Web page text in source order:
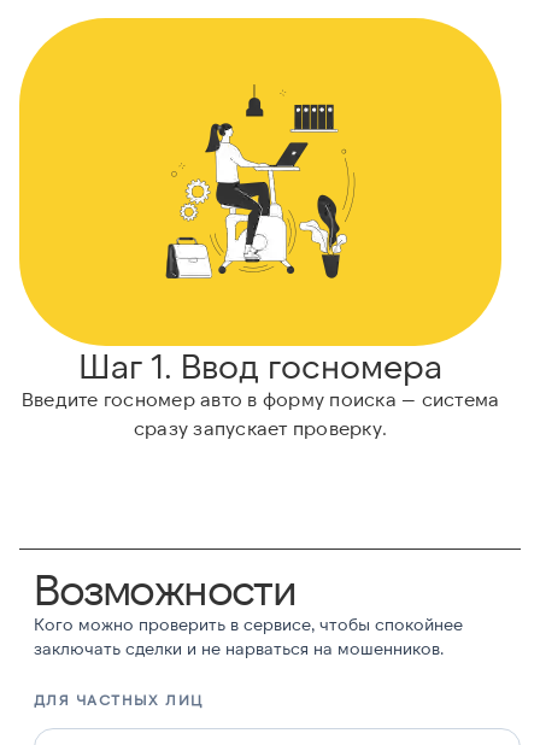
Шаг 1. Ввод госномера
Введите госномер авто в форму поиска — система
сразу запускает проверку.
Возможности
Кого можно проверить в сервисе, чтобы спокойнее
заключать сделки и не нарваться на мошенников.
ДЛЯ ЧАСТНЫХ ЛИЦ